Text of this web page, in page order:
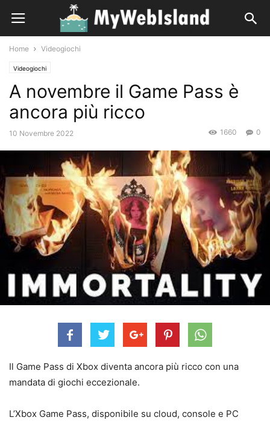
Home Videogiochi
Videogiochi
A novembre il Game Pass è
ancora più ricco
10 Novembre 2022 0
1660
Il Game Pass di Xbox diventa ancora più ricco con una
mandata di giochi eccezionale.
L’Xbox Game Pass, disponibile su cloud, console e PC